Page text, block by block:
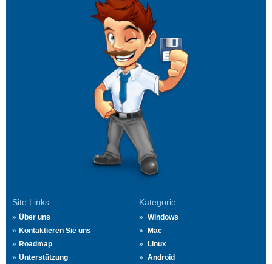
Site Links
Über uns
Kontaktieren Sie uns
Roadmap
Unterstützung
Kategorie
Windows
Mac
Linux
Android